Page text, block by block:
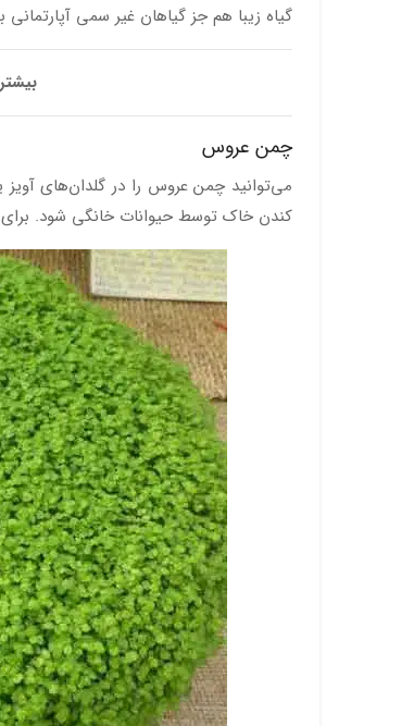
گیاه زیبا هم جز گیاهان غیر سمی آپارتمانی
چمن عروس
می‌توانید چمن عروس را در گلدان‌های آویز
کندن خاک توسط حیوانات خانگی شود. برای